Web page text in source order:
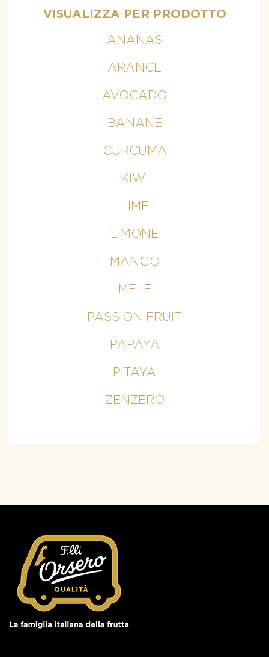
VISUALIZZA PER PRODOTTO
ANANAS
ARANCE
AVOCADO
BANANE
CURCUMA
KIWI
LIME
LIMONE
MANGO
MELE
PASSION FRUIT
PAPAYA
PITAYA
ZENZERO